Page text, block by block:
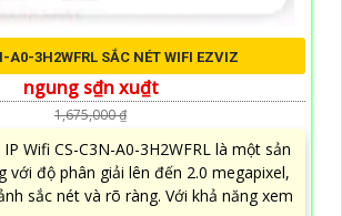
A0-3H2WFRL SẮC NÉT WIFI EZVIZ
ngung s₫n xu₫t
1,675,000 ₫
Wifi CS-C3N-A0-3H2WFRL là một sản
với độ phân giải lên đến 2.0 megapixel,
sắc nét và rõ ràng. Với khả năng xem